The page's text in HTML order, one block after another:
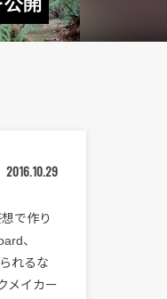
2016.10.29
で作り
、
れるな
メイカー